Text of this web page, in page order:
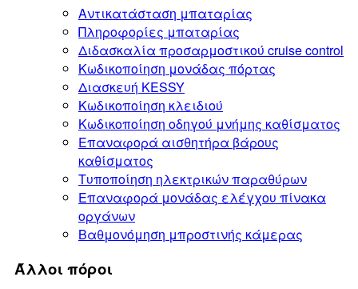
Αντικατάσταση μπαταρίας
Πληροφορίες μπαταρίας
Διδασκαλία προσαρμοστικού cruise control
Κωδικοποίηση μονάδας πόρτας
Διασκευή KESSY
Κωδικοποίηση κλειδιού
Κωδικοποίηση οδηγού μνήμης καθίσματος
Επαναφορά αισθητήρα βάρους
καθίσματος
Τυποποίηση ηλεκτρικών παραθύρων
Επαναφορά μονάδας ελέγχου πίνακα
οργάνων
Βαθμονόμηση μπροστινής κάμερας
Άλλοι πόροι